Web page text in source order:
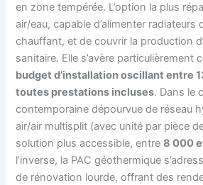
en zone tempérée. L’option la plus
air/eau, capable d’alimenter radiateurs
chauffant, et de couvrir la production
sanitaire. Elle s’avère particulièrement
budget d’installation oscillant entre
toutes prestations incluses. Dans le
contemporaine dépourvue de réseau
air/air multisplit (avec unité par pièce
solution plus accessible, entre8 000
l’inverse, la PAC géothermique
de rénovation lourde, offrant des